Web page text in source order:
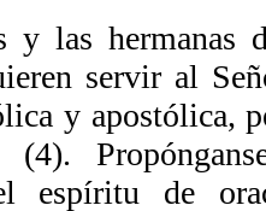
y las hermanas
servir al
y apostólica,
espíritu de